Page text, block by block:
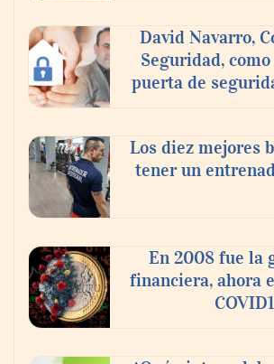
‘El ransomware se puede
Ricardo Palacio Escobar
David Navarro,
Seguridad,
puerta de
Los diez mejores
tener un
En 2008 fue la
financiera, ahora